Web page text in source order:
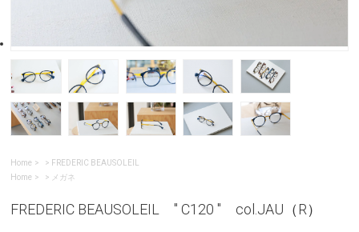
Home > FREDERIC BEAUSOLEIL
Home
> メガネ
FREDERIC BEAUSOLEIL " C120 " col.JAU（R）